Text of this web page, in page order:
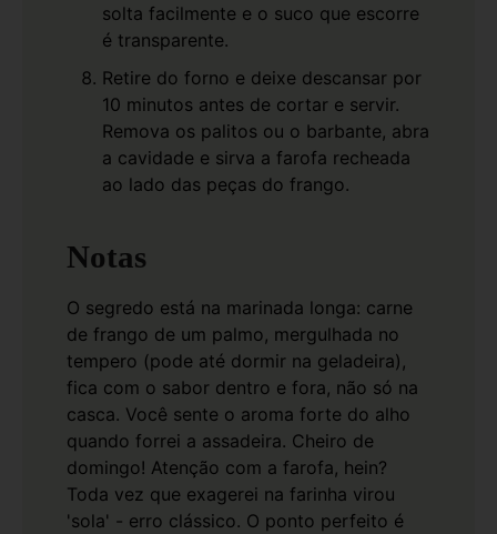
solta facilmente e o suco que escorre
é transparente.
Retire do forno e deixe descansar por
10 minutos antes de cortar e servir.
Remova os palitos ou o barbante, abra
a cavidade e sirva a farofa recheada
ao lado das peças do frango.
Notas
O segredo está na marinada longa: carne
de frango de um palmo, mergulhada no
tempero (pode até dormir na geladeira),
fica com o sabor dentro e fora, não só na
casca. Você sente o aroma forte do alho
quando forrei a assadeira. Cheiro de
domingo! Atenção com a farofa, hein?
Toda vez que exagerei na farinha virou
'sola' - erro clássico. O ponto perfeito é